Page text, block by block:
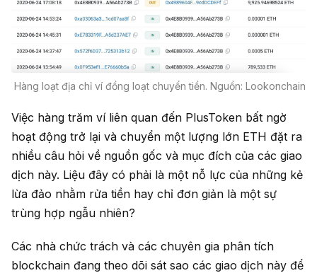
Hàng loạt địa chỉ ví đồng loạt chuyển tiền. Nguồn: Lookonchain
Việc hàng trăm ví liên quan đến PlusToken bất ngờ
hoạt động trở lại và chuyển một lượng lớn ETH đặt ra
nhiều câu hỏi về nguồn gốc và mục đích của các giao
dịch này. Liệu đây có phải là một nỗ lực của những kẻ
lừa đảo nhằm rửa tiền hay chỉ đơn giản là một sự
trùng hợp ngẫu nhiên?
Các nhà chức trách và các chuyên gia phân tích
blockchain đang theo dõi sát sao các giao dịch này để